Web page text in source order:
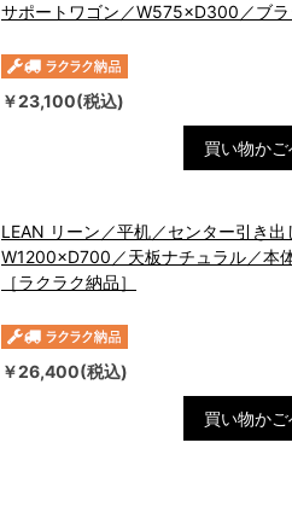
サポートワゴン／W575×D300／ブラ
￥23,100(税込)
買い物か
LEAN リーン／平机／センター引き出
W1200×D700／天板ナチュラル／本
［ラクラク納品］
￥26,400(税込)
買い物か